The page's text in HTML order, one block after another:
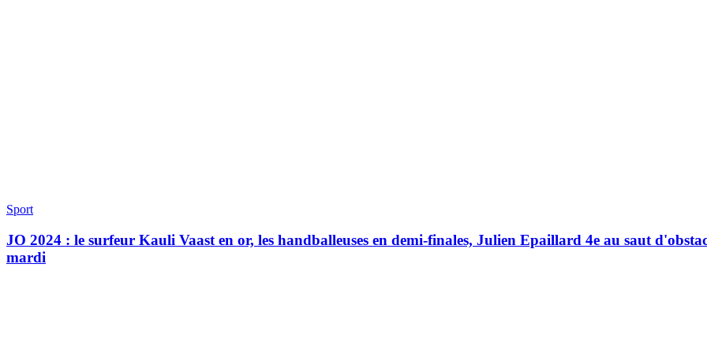
Sport
JO 2024 : le surfeur Kauli Vaast en or, les handballeuses en demi-finales, Julien Epaillard 4e au saut
mardi